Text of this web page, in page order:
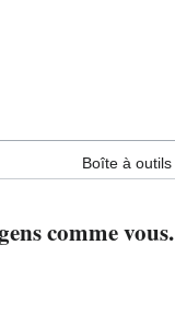
Boîte à outils
comme vous.